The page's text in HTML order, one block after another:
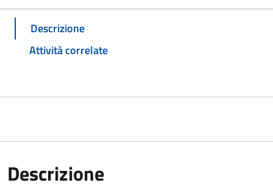
Descrizione
Attività correlate
Descrizione